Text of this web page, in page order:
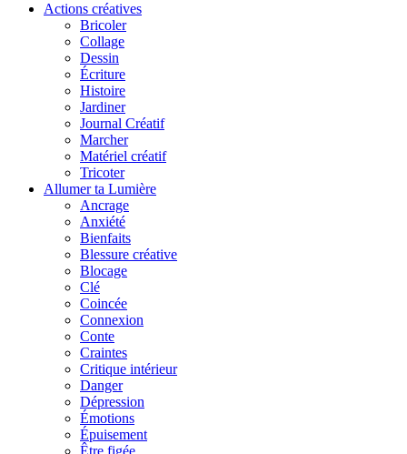
Actions créatives
Bricoler
Collage
Dessin
Écriture
Histoire
Jardiner
Journal Créatif
Marcher
Matériel créatif
Tricoter
Allumer ta Lumière
Ancrage
Anxiété
Bienfaits
Blessure créative
Blocage
Clé
Coincée
Connexion
Conte
Craintes
Critique intérieur
Danger
Dépression
Émotions
Épuisement